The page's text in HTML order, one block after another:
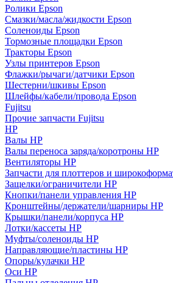
Ролики Epson
Смазки/масла/жидкости Epson
Соленоиды Epson
Тормозные площадки Epson
Тракторы Epson
Узлы принтеров Epson
Флажки/рычаги/датчики Epson
Шестерни/шкивы Epson
Шлейфы/кабели/провода Epson
Fujitsu
Прочие запчасти Fujitsu
HP
Валы HP
Валы переноса заряда/коротроны HP
Вентиляторы HP
Запчасти для плоттеров и
Защелки/ограничители HP
Кнопки/панели управления HP
Кронштейны/держатели/шарниры HP
Крышки/панели/корпуса HP
Лотки/кассеты HP
Муфты/соленоиды HP
Направляющие/пластины HP
Опоры/кулачки HP
Оси HP